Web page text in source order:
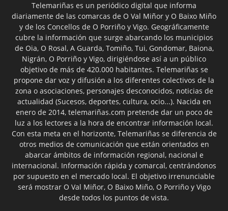
Telemariñas es un periódico digital que informa
diariamente de las comarcas de O Val Miñor y O Baixo Miño
y de los Concellos de O Porriño y Vigo. Geográficamente
cubre la información que surge abarcando los municipios
de Oia, O Rosal, A Guarda, Tomiño, Tui, Gondomar, Baiona,
Nigrán, O Porriño y Vigo, dirigiéndose así a un público
objetivo de más de 420.000 habitantes. Telemariñas se
propone dar voz y difusión a los diferentes colectivos de la
zona o asociaciones, personajes desconocidos, noticias de
actualidad (Sucesos, deportes, cultura, ocio...). Nacida en
enero de 2014, telemariñas.com pretende dar un poco de
luz a los lectores a la hora de encontrar información local.
Con esta meta en el horizonte, Telemariñas se diferencia de
otros medios de comunicación que están orientados en
abarcar ámbitos de información regional, nacional e
internacional. Información rápida y comarcal, centrándonos
por supuesto en el mercado local. El objetivo irrenunciable
será mostrar O Val Miñor, O Baixo Miño, O Porriño y Vigo
desde todos los puntos de vista.